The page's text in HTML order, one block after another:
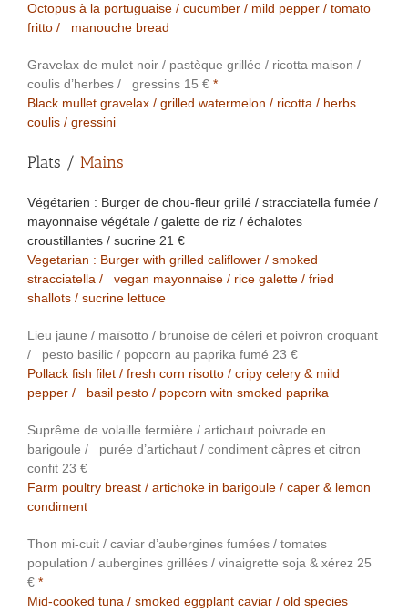
Octopus à la portuguaise / cucumber / mild pepper / tomato
fritto / manouche bread
Gravelax de mulet noir / pastèque grillée / ricotta maison /
coulis d’herbes / gressins 15 € *
Black mullet gravelax / grilled watermelon / ricotta / herbs
coulis / gressini
Plats / Mains
Végétarien : Burger de chou-fleur grillé / stracciatella fumée /
mayonnaise végétale / galette de riz / échalotes
croustillantes / sucrine 21 €
Vegetarian : Burger with grilled califlower / smoked
stracciatella / vegan mayonnaise / rice galette / fried
shallots / sucrine lettuce
Lieu jaune / maïsotto / brunoise de céleri et poivron croquant
/ pesto basilic / popcorn au paprika fumé 23 €
Pollack fish filet / fresh corn risotto / cripy celery & mild
pepper / basil pesto / popcorn witn smoked paprika
Suprême de volaille fermière / artichaut poivrade en
barigoule / purée d’artichaut / condiment câpres et citron
confit 23 €
Farm poultry breast / artichoke in barigoule / caper & lemon
condiment
Thon mi-cuit / caviar d’aubergines fumées / tomates
population / aubergines grillées / vinaigrette soja & xérez 25
€ *
Mid-cooked tuna / smoked eggplant caviar / old species